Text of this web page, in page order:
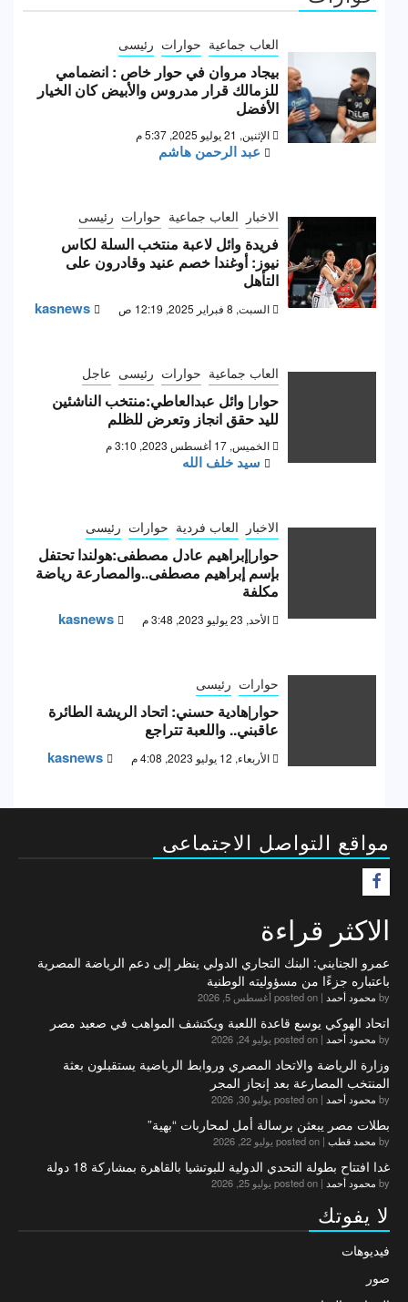
العاب جماعية حوارات رئيسى
بيجاد مروان في حوار خاص : انضمامي
للزمالك قرار مدروس والأبيض كان الخيار
الأفضل
الإثنين, 21 يوليو 2025, 5:37 م
عبد الرحمن هاشم
الاخبار العاب جماعية حوارات رئيسى
فريدة وائل لاعبة منتخب السلة لكاس
نيوز: أوغندا خصم عنيد وقادرون على
التأهل
السبت, 8 فبراير 2025, 12:19 ص kasnews
العاب جماعية حوارات رئيسى عاجل
حوار| وائل عبدالعاطي:منتخب الناشئين
لليد حقق انجاز وتعرض للظلم
الخميس, 17 أغسطس 2023, 3:10 م
سيد خلف الله
الاخبار العاب فردية حوارات رئيسى
حوار|إبراهيم عادل مصطفى:هولندا تحتفل
بإسم إبراهيم مصطفى..والمصارعة رياضة
مكلفة
الأحد, 23 يوليو 2023, 3:48 م kasnews
حوارات رئيسى
حوار|هادية حسني: اتحاد الريشة الطائرة
عاقبني.. واللعبة تتراجع
الأربعاء, 12 يوليو 2023, 4:08 م kasnews
مواقع التواصل الاجتماعى
الاكثر قراءة
عمرو الجنايني: البنك التجاري الدولي ينظر إلى دعم الرياضة المصرية
باعتباره جزءًا من مسؤوليته الوطنية
by محمود أحمد | posted on أغسطس 5, 2026
اتحاد الهوكي يوسع قاعدة اللعبة ويكتشف المواهب في صعيد مصر
by محمود أحمد | posted on يوليو 24, 2026
وزارة الرياضة والاتحاد المصري وروابط الرياضية يستقبلون بعثة
المنتخب المصارعة بعد إنجاز المجر
by محمود أحمد | posted on يوليو 30, 2026
بطلات مصر يبعثن برسالة أمل لمحاربات “بهية”
by محمد قطب | posted on يوليو 22, 2026
غدا افتتاح بطولة التحدي الدولية للبوتشيا بالقاهرة بمشاركة 18 دولة
by محمود أحمد | posted on يوليو 25, 2026
لا يفوتك
فيديوهات
صور